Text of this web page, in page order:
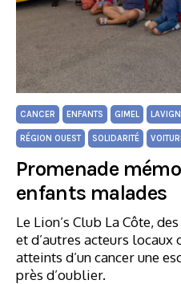
CANCER ENFANTS GIMEL
RÉGION OUEST SOLIDARITÉ
Promenade
enfants malades
Le Lion’s Club La Côte,
et d’autres acteurs locaux
atteints d’un cancer une
près d’oublier.